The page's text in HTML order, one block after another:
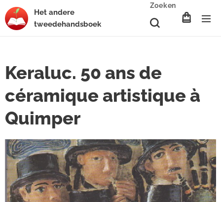
Het andere
tweedehandsboek
Zoeken
Keraluc. 50 ans de
céramique artistique à
Quimper